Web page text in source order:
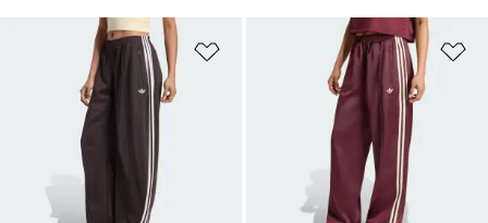
Pridať do zoznamu želaných